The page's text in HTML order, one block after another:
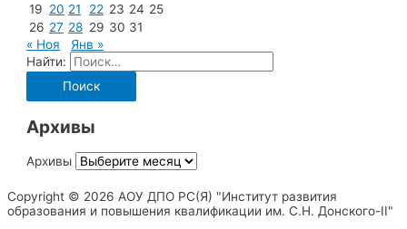
19 20 21 22 23 24 25
26 27 28 29 30 31
« Ноя
Янв »
Найти:
Архивы
Архивы
Copyright © 2026 АОУ ДПО РС(Я) "Институт развития
образования и повышения квалификации им. С.Н. Донского-II"